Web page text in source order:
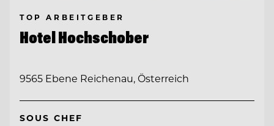
TOP ARBEITGEBER
Hotel Hochschober
9565 Ebene Reichenau, Österreich
SOUS CHEF